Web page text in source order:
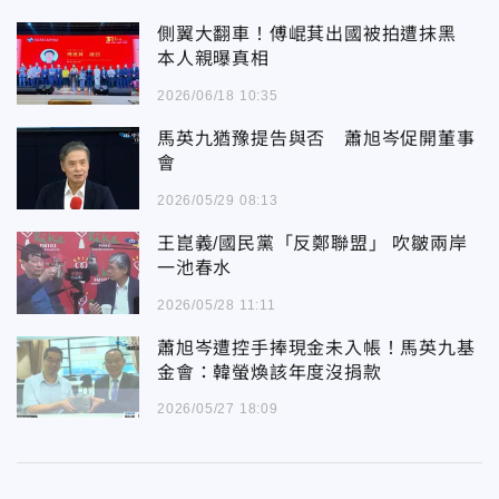
側翼大翻車！傅崐萁出國被拍遭抹黑
本人親曝真相
2026/06/18 10:35
馬英九猶豫提告與否 蕭旭岑促開董事
會
2026/05/29 08:13
王崑義/國民黨「反鄭聯盟」 吹皺兩岸
一池春水
2026/05/28 11:11
蕭旭岑遭控手捧現金未入帳！馬英九基
金會：韓螢煥該年度沒捐款
2026/05/27 18:09